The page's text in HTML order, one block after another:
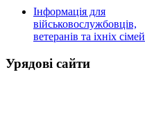
Інформація для
військовослужбовців,
ветеранів та іхніх сімей
Урядові сайти